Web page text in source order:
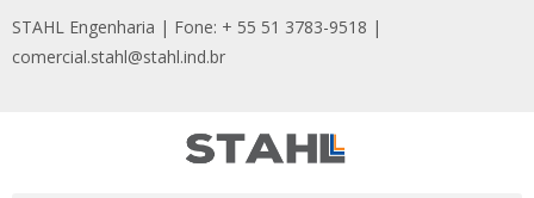
STAHL Engenharia | Fone: + 55 51 3783-9518 |
comercial.stahl@stahl.ind.br